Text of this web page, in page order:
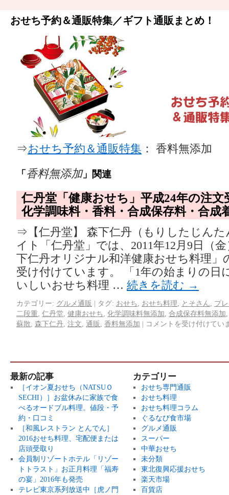
おせち予約＆通販特集／ギフト通販まとめ！
⇒おせち予約＆通販特集 ： 香料無添加
「 香料無添加」関連
仁丹堂「健康おせち」平成24年の注文
化学調味料・香料・合成保存料・合成
⇒【仁丹堂】 森下仁丹（もりしたじんた
イト「仁丹堂」では、2011年12月9日（
下仁丹オリジナル和洋健康おせち料理」
受け付けています。 「1年の始まりの日
いしいおせち料理 … 続きを読む →
カテゴリー: グルメ通販 | タグ: おせち おせち料理 とそさん
プ
二段重 仁丹堂 健康おせち 化学調味料無添加 合成保存料無添加
蘇散 森下仁丹 注文 通販 香料無添加 | コメントを受け付けてい
最新の記事
［イオン夏おせち（NATSUＯ
SECHI）］お盆休みに家族で食
べるオードブル料理。値段・予
約・口コミ
［和風レストラン とんでん］
2016おせち料理、宅配便または
店頭受取り
会員制リゾートホテル「リゾー
トトラスト」お正月料理「福寿
の宴」2016年も発売
テレビ東京系列放送中［虎ノ門
カテゴリー
おせち専門通販
おせち料理
おせち料理コラム
ぐるなび食市場
グルメ通販
スーパー
中華おせち
未分類
東北復興応援おせち
楽天市場
百貨店